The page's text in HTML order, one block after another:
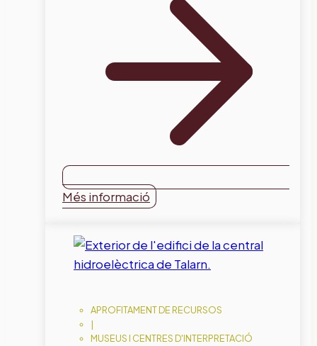
Més informació
APROFITAMENT DE RECURSOS
|
MUSEUS I CENTRES D'INTERPRETACIÓ